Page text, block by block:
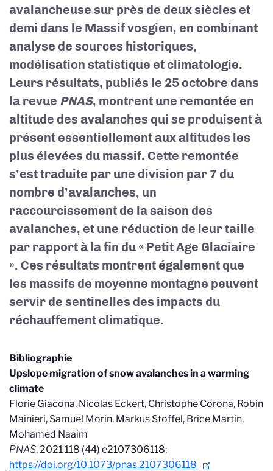
avalancheuse sur près de deux siècles et
demi dans le Massif vosgien, en combinant
analyse de sources historiques,
modélisation statistique et climatologie.
Leurs résultats, publiés le 25 octobre dans
la revue PNAS, montrent une remontée en
altitude des avalanches qui se produisent à
présent essentiellement aux altitudes les
plus élevées du massif. Cette remontée
s’est traduite par une division par 7 du
nombre d’avalanches, un
raccourcissement de la saison des
avalanches, et une réduction de leur taille
par rapport à la fin du « Petit Age Glaciaire
». Ces résultats montrent également que
les massifs de moyenne montagne peuvent
servir de sentinelles des impacts du
réchauffement climatique.
Bibliographie
Upslope migration of snow avalanches in a warming
climate
Florie Giacona, Nicolas Eckert, Christophe Corona, Robin
Mainieri, Samuel Morin, Markus Stoffel, Brice Martin,
Mohamed Naaim
PNAS, 2021 118 (44) e2107306118;
https://doi.org/10.1073/pnas.2107306118